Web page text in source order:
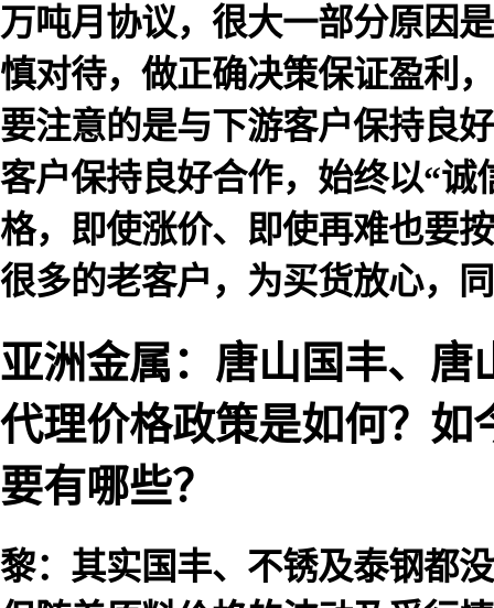
万吨月协议，很大一部分原因
慎对待，做正确决策保证盈利
要注意的是与下游客户保持良
客户保持良好合作，始终以“
格，即使涨价、即使再难也要
很多的老客户，为买货放心，
亚洲金属：唐山国丰、唐
代理价格政策是如何？如
要有哪些？
黎：其实国丰、不锈及泰钢都